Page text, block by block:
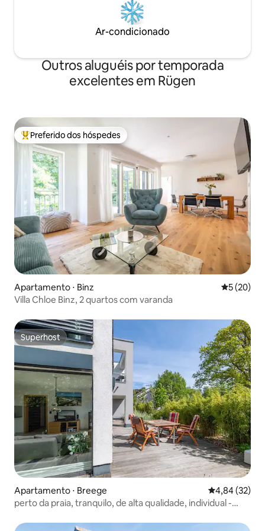
Ar-condicionado
Outros aluguéis por temporada
excelentes em Rügen
Entre os melhores preferidos dos hóspedes
Preferido dos hóspedes
Apartamento ⋅ Binz 5 de uma
5 (20)
Villa Chloe Binz, 2 quartos com varanda
Superhost
Superhost
Apartamento ⋅ Breege 4,84 de uma
4,84 (32)
perto da praia, tranquilo, de alta qualidade, individual -